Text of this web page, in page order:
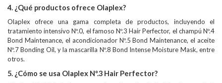
4. ¿Qué productos ofrece Olaplex?
Olaplex ofrece una gama completa de productos, incluyendo el
tratamiento intensivo Nº.0, el famoso Nº.3 Hair Perfector, el champú Nº.4
Bond Maintenance, el acondicionador Nº.5 Bond Maintenance, el aceite
Nº.7 Bonding Oil, y la mascarilla Nº.8 Bond Intense Moisture Mask, entre
otros.
5. ¿Cómo se usa Olaplex Nº.3 Hair Perfector?